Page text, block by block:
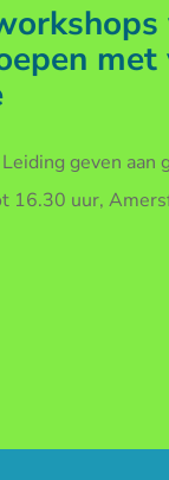
met
geven aan
16.30 uur,